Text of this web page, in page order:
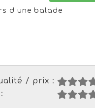
d une balade
/ prix :